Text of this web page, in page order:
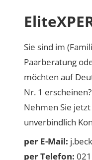
Sie sind im
Paarberatung
möchten auf
Nr. 1
Nehmen Sie
unverbindlich
per E-Mail:
per Telefon: